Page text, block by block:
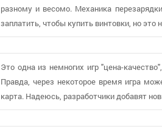
разному и весомо. Механика
заплатить, чтобы купить винтовки, но это
Это одна из немногих игр "цена-
Правда, через некоторое время игра
карта. Надеюсь, разработчики добавят